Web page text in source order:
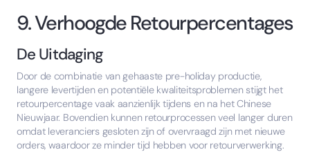
9. Verhoogde Retourpercentages
De Uitdaging
Door de combinatie van gehaaste pre-holiday productie,
langere levertijden en potentiële kwaliteitsproblemen stijgt het
retourpercentage vaak aanzienlijk tijdens en na het Chinese
Nieuwjaar. Bovendien kunnen retourprocessen veel langer duren
omdat leveranciers gesloten zijn of overvraagd zijn met nieuwe
orders, waardoor ze minder tijd hebben voor retourverwerking.